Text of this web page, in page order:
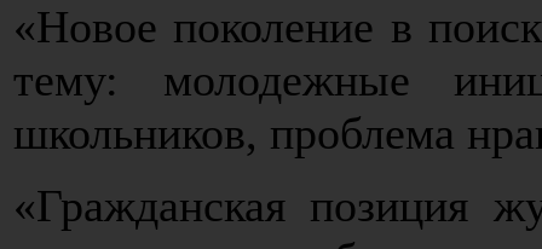
«Новое поколение в
тему: молодежные
школьников, проблема
«Гражданская позиция